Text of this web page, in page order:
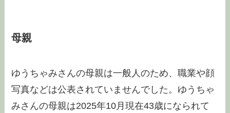
母親
ゆうちゃみさんの母親は一般人のため、職業や顔
写真などは公表されていませんでした。ゆうちゃ
みさんの母親は2025年10月現在43歳になられて